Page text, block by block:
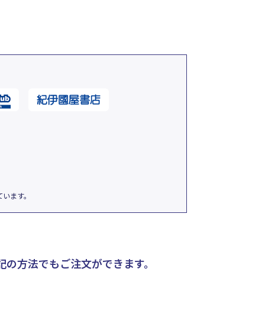
ます。
方法でもご注文ができます。